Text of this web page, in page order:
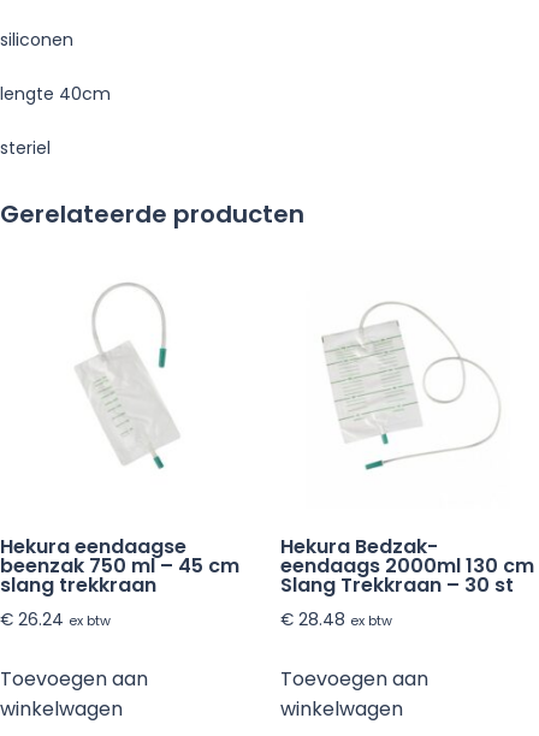
siliconen
lengte 40cm
steriel
Gerelateerde producten
Hekura eendaagse
beenzak 750 ml – 45 cm
slang trekkraan
€ 26.24 ex btw
Toevoegen aan
winkelwagen
Hekura Bedzak-
eendaags 2000ml 130 cm
Slang Trekkraan – 30 st
€28.48 ex btw
Toevoegen aan
winkelwagen